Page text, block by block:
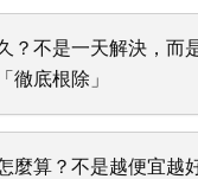
？不是一天解決，而
徹底根除」
麼算？不是越便宜越